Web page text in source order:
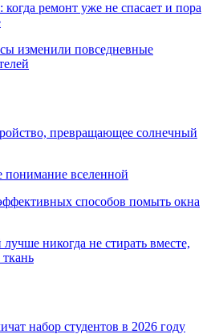
ремонт уже не спасает и пора
изменили повседневные
превращающее солнечный
понимание вселенной
способов помыть окна
никогда не стирать вместе,
набор студентов в 2026 году